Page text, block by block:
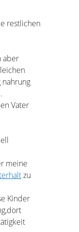
restlichen
aber
Vater
meine
zu
Kinder